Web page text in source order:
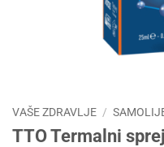
VAŠE ZDRAVLJE /
TTO Termalni